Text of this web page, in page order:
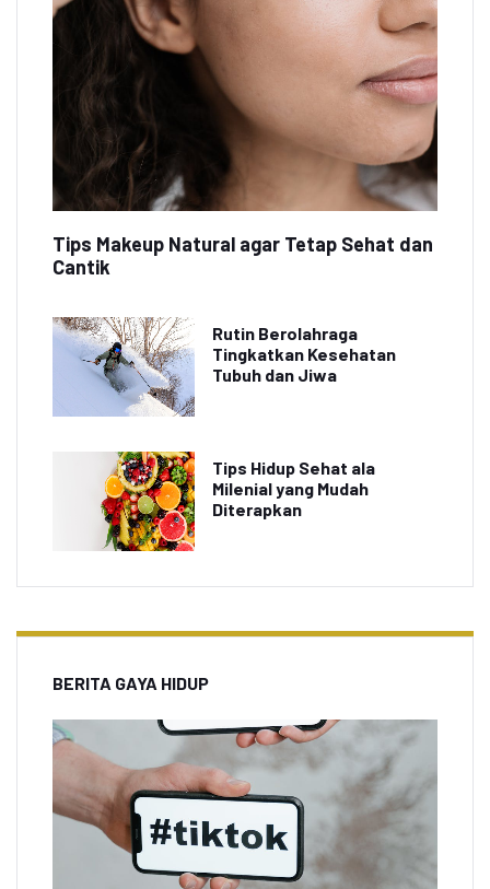
Tips Makeup Natural agar Tetap Sehat dan
Cantik
Rutin Berolahraga
Tingkatkan Kesehatan
Tubuh dan Jiwa
Tips Hidup Sehat ala
Milenial yang Mudah
Diterapkan
BERITA GAYA HIDUP